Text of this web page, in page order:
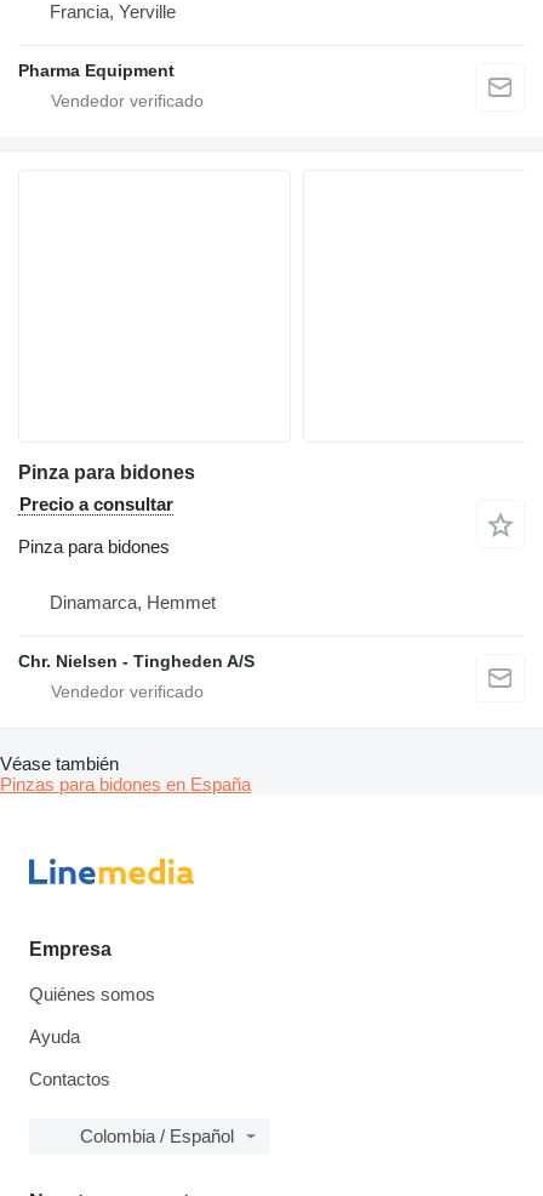
Francia, Yerville
Pharma Equipment
Pinza para bidones
Precio a consultar
Pinza para bidones
Dinamarca, Hemmet
Chr. Nielsen - Tingheden A/S
Véase también
Pinzas para bidones en España
Empresa
Quiénes somos
Ayuda
Contactos
Colombia / Español